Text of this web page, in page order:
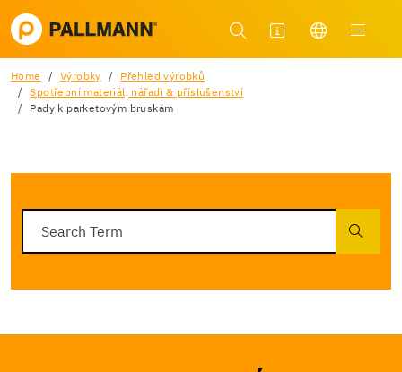
Home Výrobky
Přehled výrobků
Spotřební materiál, nářadí & příslušenství
Pady k parketovým bruskám